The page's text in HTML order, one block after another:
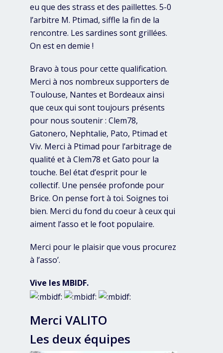
eu que des strass et des paillettes. 5-0
l’arbitre M. Ptimad, siffle la fin de la
rencontre. Les sardines sont grillées.
On est en demie !
Bravo à tous pour cette qualification.
Merci à nos nombreux supporters de
Toulouse, Nantes et Bordeaux ainsi
que ceux qui sont toujours présents
pour nous soutenir : Clem78,
Gatonero, Nephtalie, Pato, Ptimad et
Viv. Merci à Ptimad pour l’arbitrage de
qualité et à Clem78 et Gato pour la
touche. Bel état d’esprit pour le
collectif. Une pensée profonde pour
Brice. On pense fort à toi. Soignes toi
bien. Merci du fond du coeur à ceux qui
aiment l’asso et le foot populaire.
Merci pour le plaisir que vous procurez
à l’asso’.
Vive les MBIDF.
Merci VALITO
Les deux équipes